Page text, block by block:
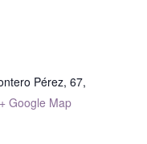
Pérez, 67,
+ Google Map